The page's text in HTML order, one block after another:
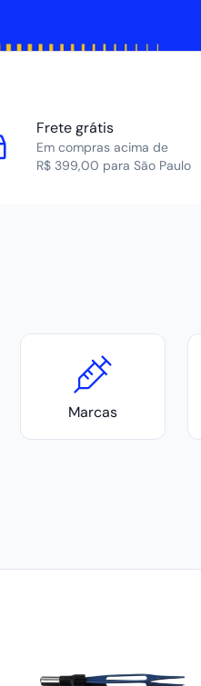
Frete grátis
Em compras acima de
R$ 399,00 para São Paulo
Marcas